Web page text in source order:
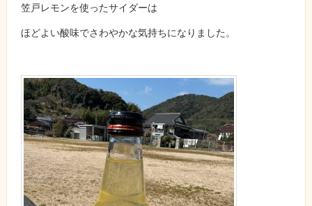
笠戸レモンを使ったサイダーは
ほどよい酸味でさわやかな気持ちになりました。